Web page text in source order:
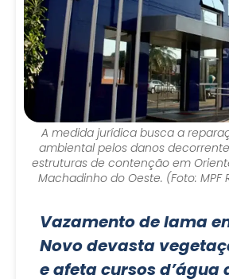
A medida jurídica busca a
ambiental pelos danos
estruturas de contenção em
Machadinho do Oeste. (Foto: MPF
Vazamento de lama
Novo devasta
e afeta cursos d’água